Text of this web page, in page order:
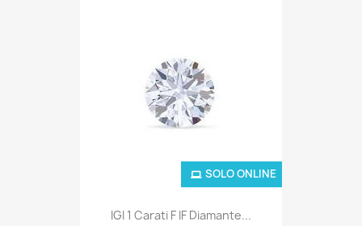
IGI 1 Carati F IF Diamante...
SOLO ONLINE